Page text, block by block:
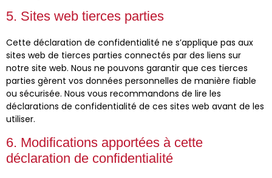
5. Sites web tierces parties
Cette déclaration de confidentialité ne s’applique pas aux
sites web de tierces parties connectés par des liens sur
notre site web. Nous ne pouvons garantir que ces tierces
parties gèrent vos données personnelles de manière fiable
ou sécurisée. Nous vous recommandons de lire les
déclarations de confidentialité de ces sites web avant de les
utiliser.
6. Modifications apportées à cette
déclaration de confidentialité